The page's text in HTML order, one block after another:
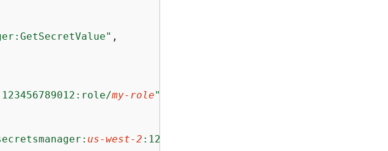
,
my-role"
us-west-2 :123456789012:secret: